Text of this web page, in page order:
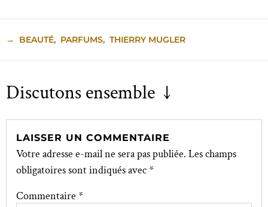
→ BEAUTÉ, PARFUMS, THIERRY MUGLER
Discutons ensemble ↓
LAISSER UN COMMENTAIRE
Votre adresse e-mail ne sera pas publiée. Les champs
obligatoires sont indiqués avec*
Commentaire *